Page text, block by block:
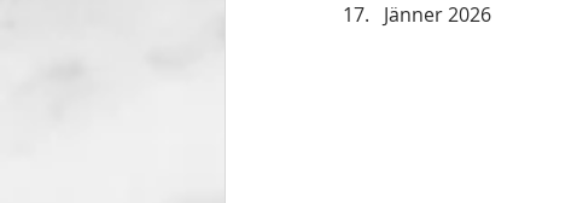
Jänner 2026